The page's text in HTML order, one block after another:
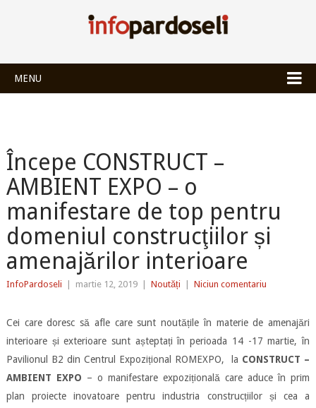
MENU
Începe CONSTRUCT –
AMBIENT EXPO – o
manifestare de top pentru
domeniul construcţiilor și
amenajărilor interioare
InfoPardoseli martie 12, 2019 Noutăți Niciun comentariu
Cei care doresc să afle care sunt noutățile în materie de amenajări
interioare și exterioare sunt așteptați în perioada 14 -17 martie, în
Pavilionul B2 din Centrul Expozițional ROMEXPO, la CONSTRUCT –
AMBIENT EXPO – o manifestare expozițională care aduce în prim
plan proiecte inovatoare pentru industria construcțiilor și cea a